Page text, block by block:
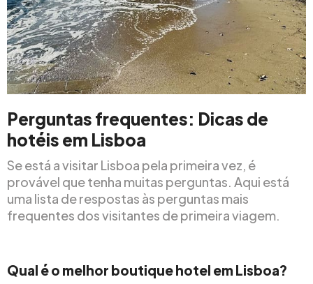
Perguntas frequentes: Dicas de
hotéis em Lisboa
Se está a visitar Lisboa pela primeira vez, é
provável que tenha muitas perguntas. Aqui está
uma lista de respostas às perguntas mais
frequentes dos visitantes de primeira viagem.
Qual é o melhor boutique hotel em Lisboa?